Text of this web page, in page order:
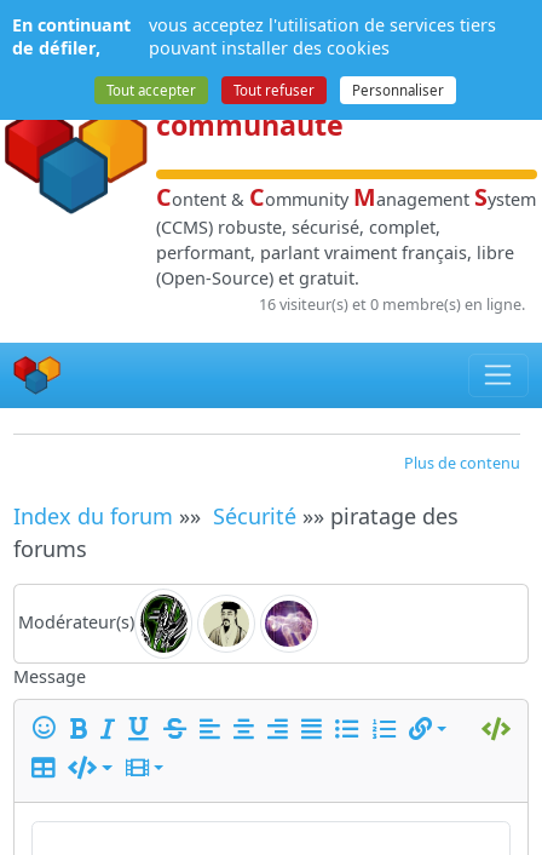
NPDS:Gestion de
contenuet de
communauté
Content & Community Management System
(CCMS) robuste, sécurisé, complet,
performant, parlant vraiment français, libre
(Open-Source) et gratuit.
16 visiteur(s) et 0 membre(s) en ligne.
Plus de contenu
Index du forum »» Sécurité»» piratage des
forums
Modérateur(s)
Message
Panneau de gestion des cookies
En continuant
de défiler,
vous acceptez l'utilisation de services tiers
pouvant installer des cookies
Tout accepter Tout refuser Personnaliser